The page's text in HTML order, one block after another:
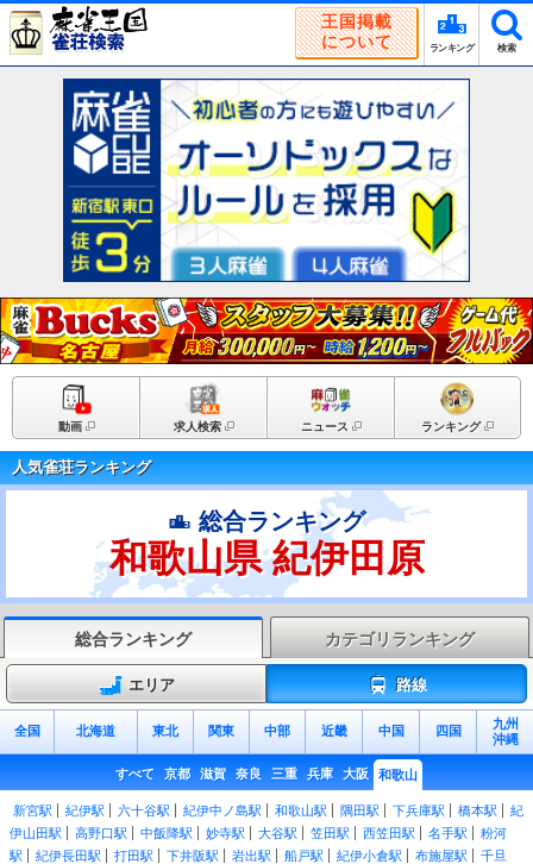
王国掲載
について
ランキング 検索
動画 求人検索 ニュース ランキング
人気雀荘ランキング
総合ランキング
和歌山県 紀伊田原
総合ランキング カテゴリランキング
エリア 路線
全国 北海道 東北 関東 中部 近畿 中国 四国
九州
沖縄
すべて 京都 滋賀 奈良 三重 兵庫 大阪 和歌山
新宮駅 紀伊駅 六十谷駅 紀伊中ノ島駅 和歌山駅 隅田駅 下兵庫駅 橋本駅
紀
伊山田駅
高野口駅 中飯降駅 妙寺駅 大谷駅 笠田駅 西笠田駅 名手駅
粉河
駅
紀伊長田駅 打田駅 下井阪駅 岩出駅 船戸駅 紀伊小倉駅 布施屋駅
千旦